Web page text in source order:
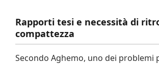
Rapporti tesi e necessità di
compattezza
Secondo Aghemo, uno dei problemi